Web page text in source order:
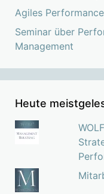
Agiles
Seminar über
Management
Heute